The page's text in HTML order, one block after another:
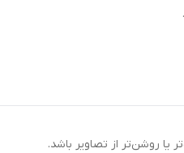
روشن‌تر از تصاویر باشد.